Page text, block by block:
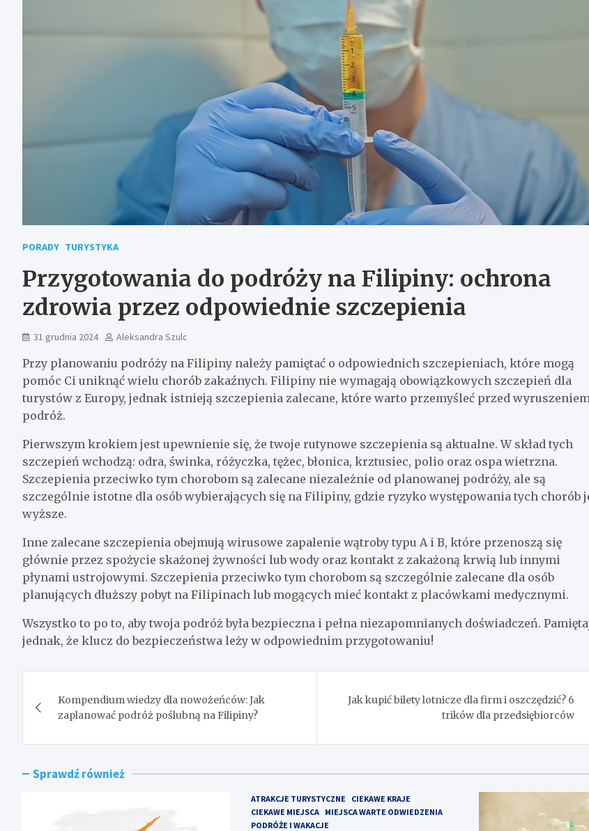
PORADY TURYSTYKA
Przygotowania do podróży na Filipiny: ochrona
zdrowia przez odpowiednie szczepienia
31 grudnia 2024 Aleksandra Szulc
Przy planowaniu podróży na Filipiny należy pamiętać o odpowiednich szczepieniach, które mogą
pomóc Ci uniknąć wielu chorób zakaźnych. Filipiny nie wymagają obowiązkowych szczepień dla
turystów z Europy, jednak istnieją szczepienia zalecane, które warto przemyśleć przed
podróż.
Pierwszym krokiem jest upewnienie się, że twoje rutynowe szczepienia są aktualne. W skład tych
szczepień wchodzą: odra, świnka, różyczka, tężec, błonica, krztusiec, polio oraz ospa wietrzna.
Szczepienia przeciwko tym chorobom są zalecane niezależnie od planowanej podróży, ale są
szczególnie istotne dla osób wybierających się na Filipiny, gdzie ryzyko występowania tych chorób
wyższe.
Inne zalecane szczepienia obejmują wirusowe zapalenie wątroby typu A i B, które przenoszą się
głównie przez spożycie skażonej żywności lub wody oraz kontakt z zakażoną krwią lub innymi
płynami ustrojowymi. Szczepienia przeciwko tym chorobom są szczególnie zalecane dla osób
planujących dłuższy pobyt na Filipinach lub mogących mieć kontakt z placówkami medycznymi.
Wszystko to po to, aby twoja podróż była bezpieczna i pełna niezapomnianych doświadczeń.
jednak, że klucz do bezpieczeństwa leży w odpowiednim przygotowaniu!
wpisu
Kompendium wiedzy dla nowożeńców: Jak
zaplanować podróż poślubną na Filipiny?
Jak kupić bilety lotnicze dla firm i oszczędzić? 6
trików dla przedsiębiorców
Sprawdź również
ATRAKCJE TURYSTYCZNE
CIEKAWE KRAJE
CIEKAWE MIEJSCA
MIEJSCA WARTE ODWIEDZENIA
PODRÓŻE I WAKACJE